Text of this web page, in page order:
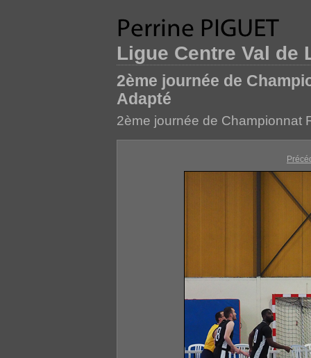
Ligue Centre Val de
2ème journée de
Adapté
2ème journée de Championnat